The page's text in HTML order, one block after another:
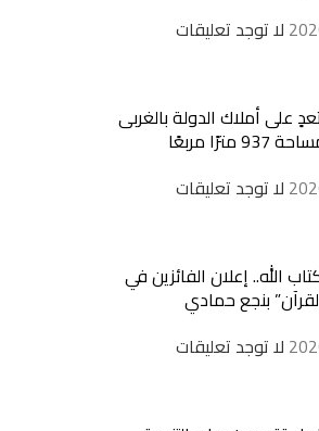
لا توجد تعليقات
تعدٍ على أملاك الدولة بالغربى
مربعًا
لا توجد تعليقات
الله.. إعلان الفائزين في
بنجع حمادي
لا توجد تعليقات